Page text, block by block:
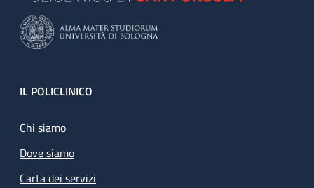
Footer
IL POLICLINICO
Chi siamo
Dove siamo
Carta dei servizi